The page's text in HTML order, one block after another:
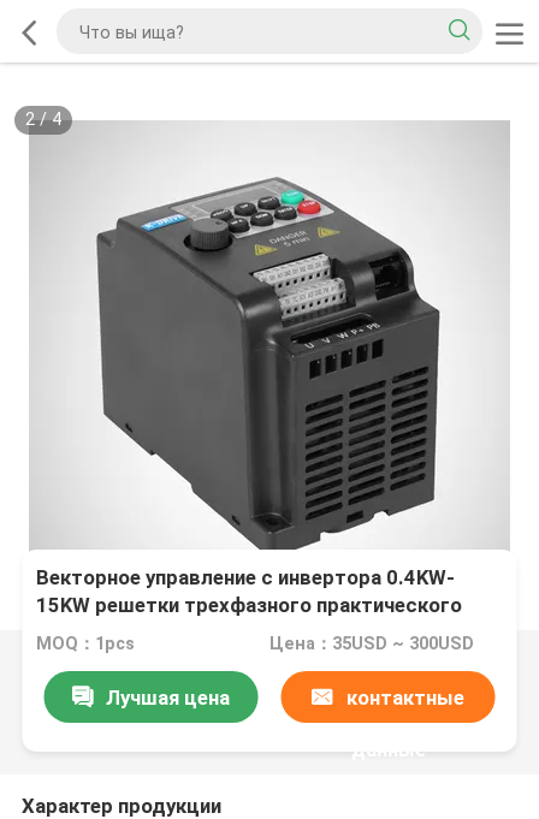
2/4
Векторное управление с инвертора 0.4KW-
15KW решетки трехфазного практического
MOQ：1pcs Цена：35USD ~ 300USD
Лучшая цена контактные
данные
Характер продукции